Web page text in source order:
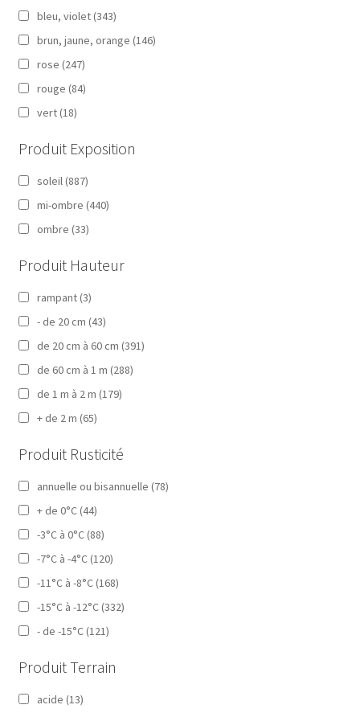
bleu, violet (343)
brun, jaune, orange (146)
rose (247)
rouge (84)
vert (18)
Produit Exposition
soleil (887)
mi-ombre (440)
ombre (33)
Produit Hauteur
rampant (3)
- de 20 cm (43)
de 20 cm à 60 cm (391)
de 60 cm à 1 m (288)
de 1 m à 2 m (179)
+ de 2 m (65)
Produit Rusticité
annuelle ou bisannuelle (78)
+ de 0°C (44)
-3°C à 0°C (88)
-7°C à -4°C (120)
-11°C à -8°C (168)
-15°C à -12°C (332)
- de -15°C (121)
Produit Terrain
acide (13)